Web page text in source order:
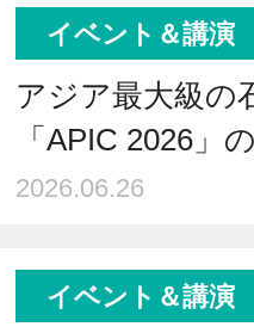
イベント＆講演
アジア最大級の
「APIC 2026」
2026.06.26
イベント＆講演